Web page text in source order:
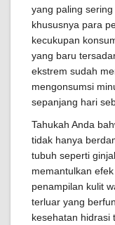
yang paling
khususnya para
kecukupan
yang baru
ekstrem sudah
mengonsumsi
sepanjang hari
Tahukah Anda
tidak hanya
tubuh seperti
memantulkan
penampilan kulit
terluar yang
kesehatan hidrasi